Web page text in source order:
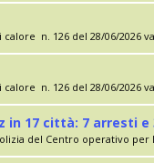
n. 126 del 28/06/2026
n. 126 del 28/06/2026
17 città: 7 arresti e
del Centro operativo per